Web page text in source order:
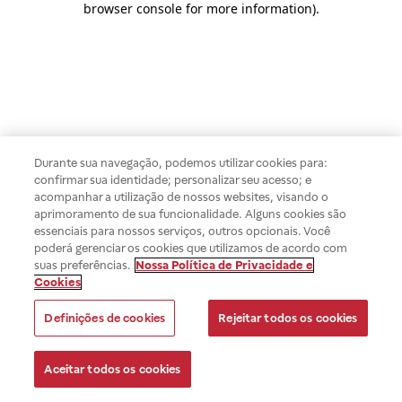
browser console for more information).
Durante sua navegação, podemos utilizar cookies para:
confirmar sua identidade; personalizar seu acesso; e
acompanhar a utilização de nossos websites, visando o
aprimoramento de sua funcionalidade. Alguns cookies são
essenciais para nossos serviços, outros opcionais. Você
poderá gerenciar os cookies que utilizamos de acordo com
suas preferências. Nossa Política de Privacidade e
Cookies
Definições de cookies Rejeitar todos os cookies
Aceitar todos os cookies